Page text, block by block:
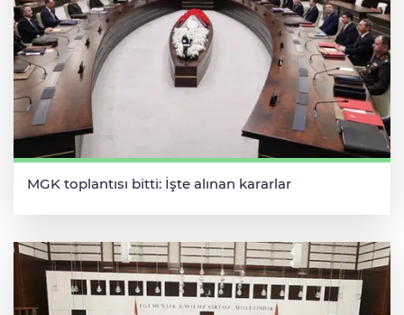
MGK toplantısı bitti: İşte alınan kararlar